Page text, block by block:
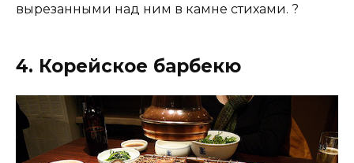
вырезанными над ним в камне стихами. ?
4. Корейское барбекю